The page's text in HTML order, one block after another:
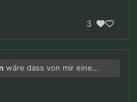
3
wäre dass von mir eine
Gefahr für Kinder
Meinung nach der
zumindest hohen